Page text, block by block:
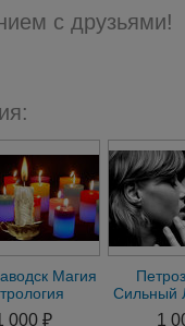
с друзьями!
Магия
Приворот
000 ₽
Сильный
1